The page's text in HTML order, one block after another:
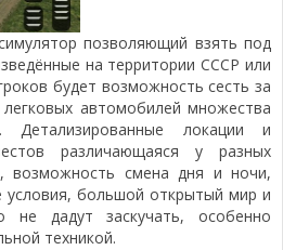
позволяющий взять под
на территории СССР или
будет возможность сесть за
автомобилей множества
Детализированные локации и
различающаяся у разных
возможность смена дня и ночи,
условия, большой открытый мир и
дадут заскучать, особенно
техникой.